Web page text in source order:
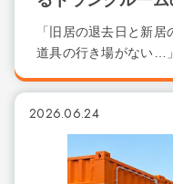
「旧居の退去日と新
道具の行き場がない…
2026.06.24